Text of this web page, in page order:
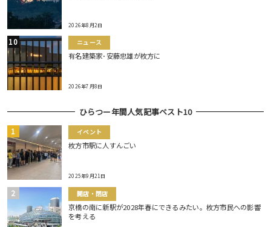
2026年8月2日
ニュース
有名建築家･安藤忠雄が枚方に
2026年7月8日
ひらつー年間人気記事ベスト10
イベント
枚方市駅に人すんごい
2025年9月21日
開店・閉店
京橋の南に新駅が2028年春にできるみたい。枚方市民への影響
を考える